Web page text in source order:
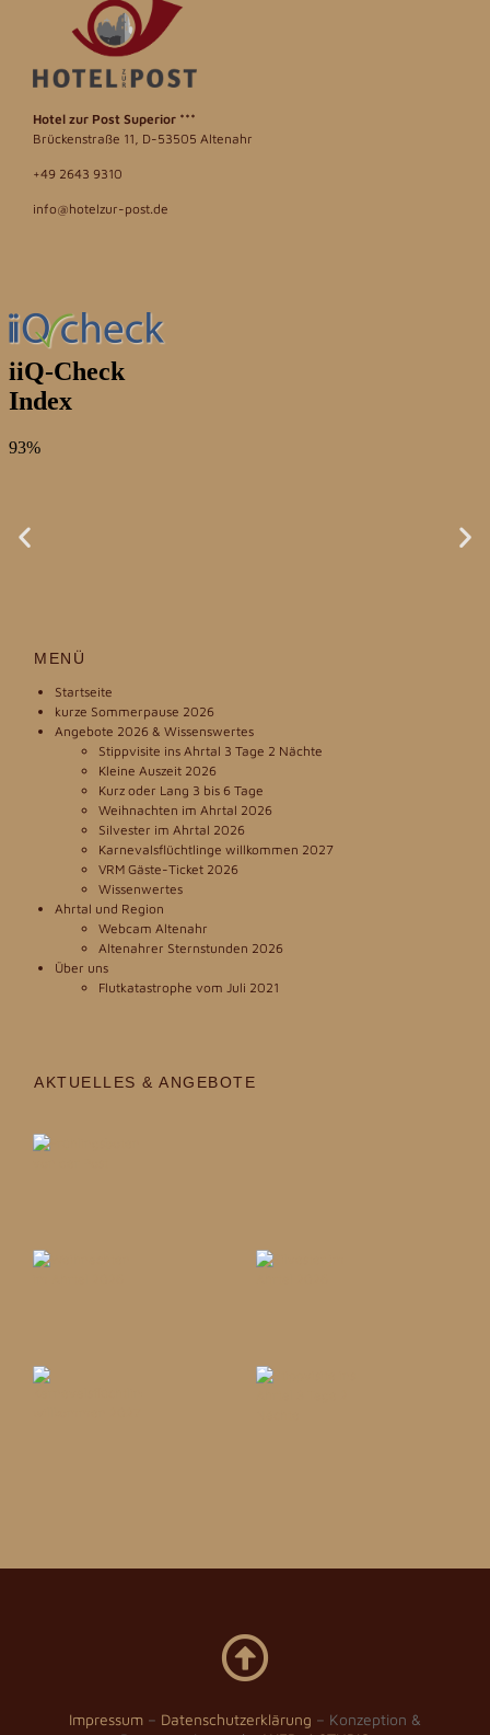
Hotel zur Post Superior ***
Brückenstraße 11, D-53505 Altenahr
+49 2643 9310
info@hotelzur-post.de
MENÜ
Startseite
kurze Sommerpause 2026
Angebote 2026 & Wissenswertes
Stippvisite ins Ahrtal 3 Tage 2 Nächte
Kleine Auszeit 2026
Kurz oder Lang 3 bis 6 Tage
Weihnachten im Ahrtal 2026
Silvester im Ahrtal 2026
Karnevalsflüchtlinge willkommen 2027
VRM Gäste-Ticket 2026
Wissenwertes
Ahrtal und Region
Webcam Altenahr
Altenahrer Sternstunden 2026
Über uns
Flutkatastrophe vom Juli 2021
AKTUELLES & ANGEBOTE
Impressum – Datenschutzerklärung – Konzeption &